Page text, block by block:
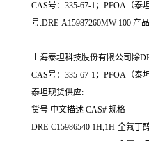
CAS号：335-67-1；PFOA（泰
号:DRE-A15987260MW-100 产
上海泰坦科技股份有限公司除
CAS号：335-67-1；PFOA（泰
泰坦现货供应:
货号 中文描述 CAS# 规格
DRE-C15986540 1H,1H-全氟丁